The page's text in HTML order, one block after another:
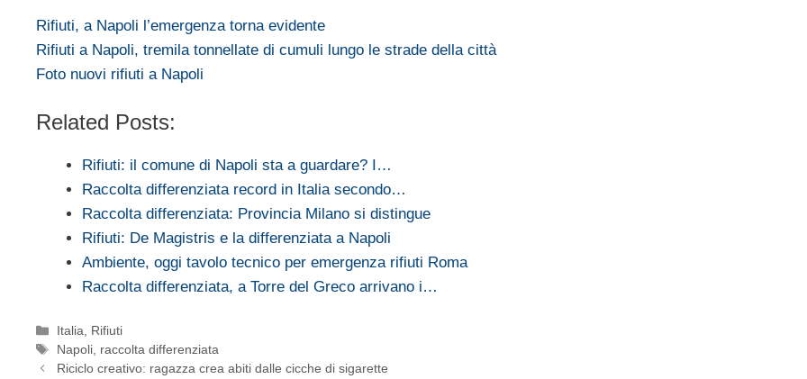
Rifiuti, a Napoli l’emergenza torna evidente
Rifiuti a Napoli, tremila tonnellate di cumuli lungo le strade della città
Foto nuovi rifiuti a Napoli
Related Posts:
Rifiuti: il comune di Napoli sta a guardare? I…
Raccolta differenziata record in Italia secondo…
Raccolta differenziata: Provincia Milano si distingue
Rifiuti: De Magistris e la differenziata a Napoli
Ambiente, oggi tavolo tecnico per emergenza rifiuti Roma
Raccolta differenziata, a Torre del Greco arrivano i…
Categorie
Italia, Rifiuti
Tag
Napoli, raccolta differenziata
Riciclo creativo: ragazza crea abiti dalle cicche di sigarette